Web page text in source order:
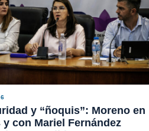
y “ñoquis”: Moreno en
y con Mariel Fernández